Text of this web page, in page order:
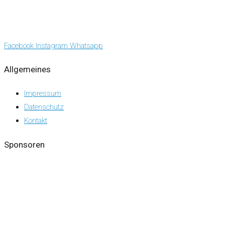
Facebook Instagram Whatsapp
Allgemeines
Impressum
Datenschutz
Kontakt
Sponsoren